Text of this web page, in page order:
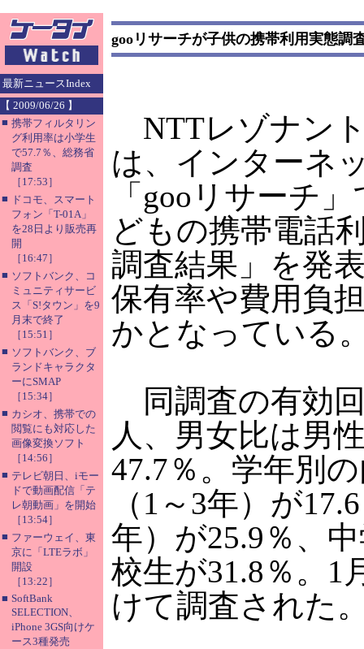
最新ニュースIndex
【 2009/06/26 】
■ 携帯フィルタリン
グ利用率は小学生
で57.7％、総務省
調査
［17:53］
■ ドコモ、スマート
フォン「T-01A」
を28日より販売再
開
［16:47］
■ ソフトバンク、コ
ミュニティサービ
ス「S!タウン」を9
月末で終了
［15:51］
■ ソフトバンク、ブ
ランドキャラクタ
ーにSMAP
［15:34］
■ カシオ、携帯での
閲覧にも対応した
画像変換ソフト
［14:56］
■ テレビ朝日、iモー
ドで動画配信「テ
レ朝動画」を開始
［13:54］
■ ファーウェイ、東
京に「LTEラボ」
開設
［13:22］
■ SoftBank
SELECTION、
iPhone 3GS向けケ
ース3種発売
gooリサーチが子供の携帯利用実態調
NTTレゾナン
は、インターネ
「gooリサーチ
どもの携帯電話
調査結果」を発
保有率や費用負
かとなっている
同調査の有効
人、男女比は男
47.7％。学年別
（1～3年）が
年）が25.9％、
校生が31.8％。1
けて調査された